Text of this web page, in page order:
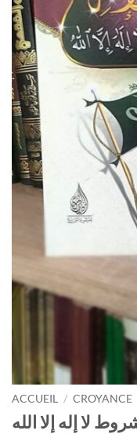
ACCUEIL / CROYANCE
لا إله إلا الله